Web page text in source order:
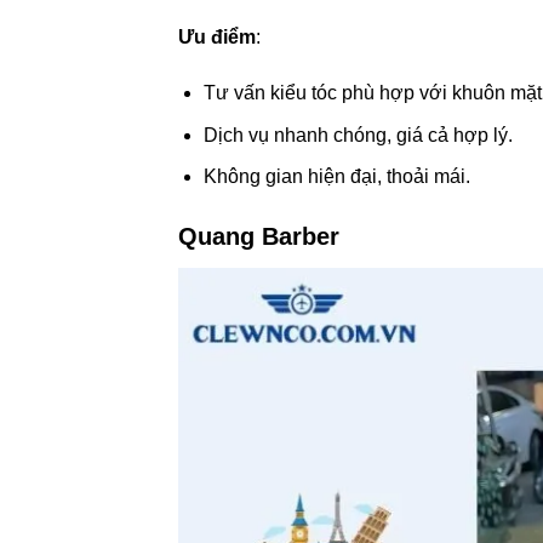
Ưu điểm:
Tư vấn kiểu tóc phù hợp với khuôn
Dịch vụ nhanh chóng, giá cả hợp lý.
Không gian hiện đại, thoải mái.
Quang Barber